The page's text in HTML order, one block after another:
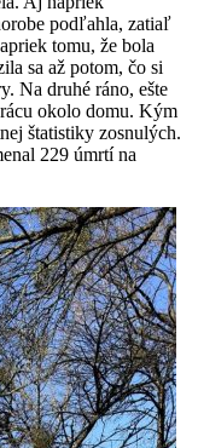
podľahla, zatiaľ
tomu, že bola
sa až potom, čo si
Na druhé ráno, ešte
okolo domu. Kým
štatistiky zosnulých.
229 úmrtí na